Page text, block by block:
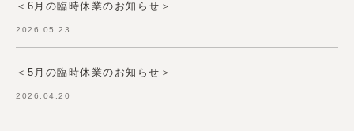
＜6月の臨時休業のお知らせ＞
2026.05.23
＜5月の臨時休業のお知らせ＞
2026.04.20